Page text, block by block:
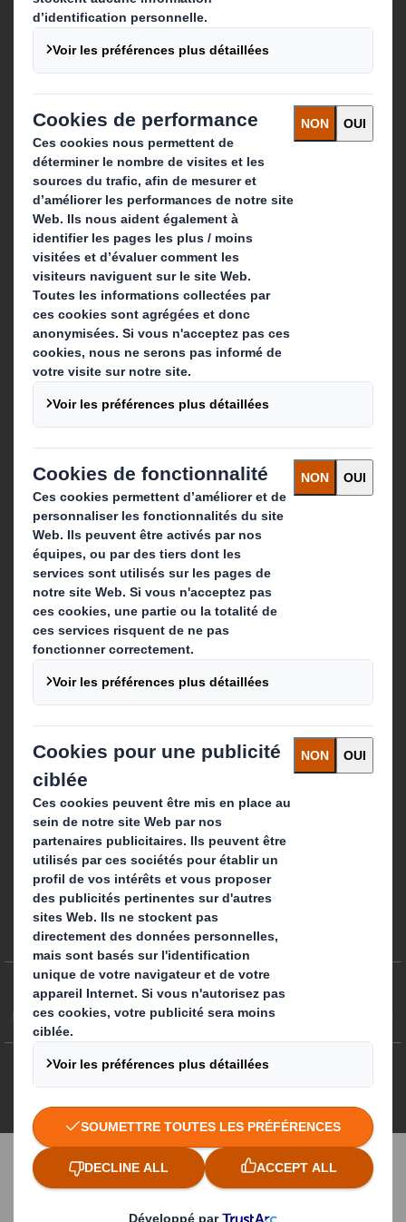
Qui sommes-nous ?
A propos
Investisseurs
Développement durable
Actualité
Carrière
Que faisons-nous ?
Solutions d'emballage
Produits de papier
Services de recyclage
Contact
Nos implantations
Contactez-nous
Suivez-nous
Préférences de cookies Egalité professionnelle
Politique des cookies
Politiques de confidentialité
3.7.0.276